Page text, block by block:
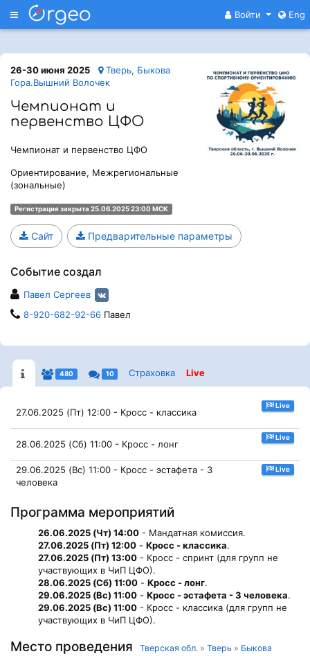
Меню Войти Eng
26-30 июня 2025
Тверь, Быкова
Гора.Вышний Волочек
Чемпионат и
первенство ЦФО
Чемпионат и первенство ЦФО
Ориентирование, Межрегиональные
(зональные)
Регистрация закрыта 25.06.2025 23:00 МСК
Сайт Предварительные параметры
Событие создал
Павел Сергеев
8-920-682-92-66 Павел
480 10 Страховка Live
27.06.2025 (Пт) 12:00 - Кросс - классика
Live
28.06.2025 (Сб) 11:00 - Кросс - лонг
Live
29.06.2025 (Вс) 11:00 - Кросс - эстафета - 3
человека
Live
Программа мероприятий
26.06.2025 (Чт) 14:00 - Мандатная комиссия.
27.06.2025 (Пт) 12:00 - Кросс - классика.
27.06.2025 (Пт) 13:00 - Кросс - спринт (для групп не
участвующих в ЧиП ЦФО).
28.06.2025 (Сб) 11:00 - Кросс - лонг.
29.06.2025 (Вс) 11:00 - Кросс - эстафета - 3 человека.
29.06.2025 (Вс) 11:00 - Кросс - классика (для групп не
участвующих в ЧиП ЦФО).
Место проведения Тверская обл. » Тверь » Быкова